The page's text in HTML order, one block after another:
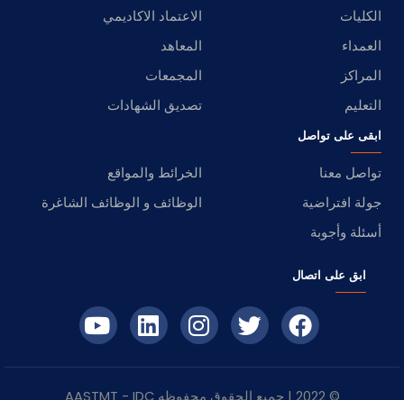
الكليات
الاعتماد الاكاديمي
العمداء
المعاهد
المراكز
المجمعات
التعليم
تصديق الشهادات
ابقى على تواصل
تواصل معنا
الخرائط والمواقع
جولة افتراضية
الوظائف و الوظائف الشاغرة
أسئلة وأجوبة
ابق على اتصال
© 2022 | جميع الحقوق محفوظه IDC
- AASTMT